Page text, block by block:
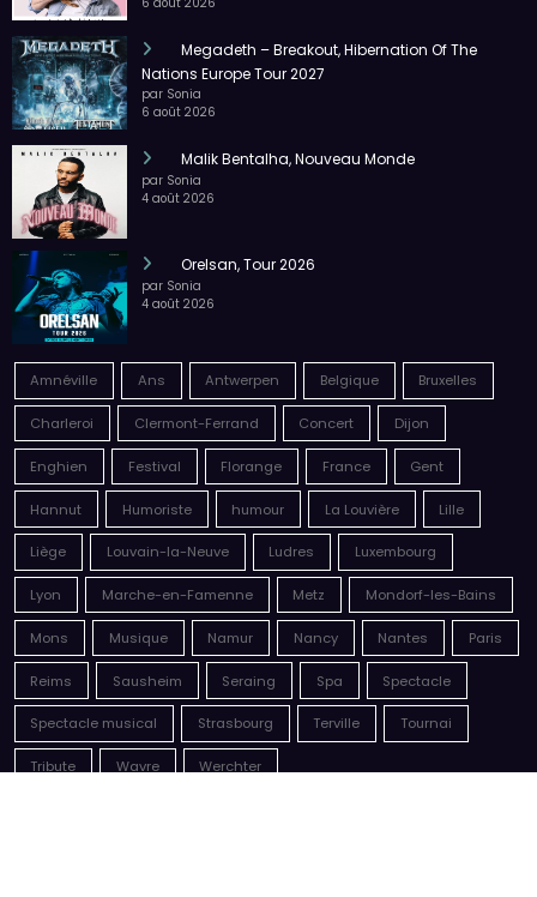
Julien Rossier est Coluche !
par Sonia
7 août 2026
PE : De retour avec une vie de tous les jours en
équilibre
par Sonia
Megadeth – Breakout, Hibernation Of The
Nations Europe Tour 2027
par Sonia
Malik Bentalha, Nouveau Monde
par Sonia
4 août 2026
Orelsan, Tour 2026
par Sonia
4 août 2026
Amnéville Ans Antwerpen Belgique Bruxelles
Charleroi Clermont-Ferrand Concert Dijon
Enghien Festival Florange France Gent
Hannut Humoriste humour La Louvière Lille
Liège Louvain-la-Neuve Ludres Luxembourg